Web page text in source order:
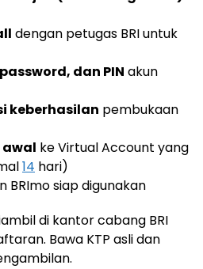
dengan petugas BRI untuk
dan PIN akun
keberhasilan pembukaan
ke Virtual Account yang
14 hari)
BRImo siap digunakan
di kantor cabang BRI
Bawa KTP asli dan